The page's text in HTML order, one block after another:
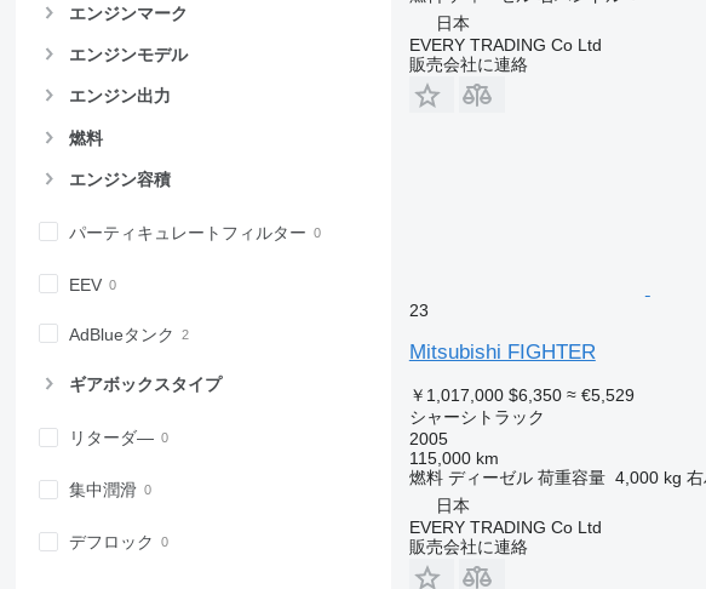
エンジンマーク
エンジンモデル
エンジン出力
燃料
エンジン容積
パーティキュレートフィルター
EEV
AdBlueタンク
ギアボックスタイプ
リターダ―
集中潤滑
デフロック
日本
EVERY TRADING Co Ltd
販売会社に連絡
23
Mitsubishi FIGHTER
￥1,017,000 $6,350 ≈ €5,529
シャーシトラック
2005
115,000 km
燃料 ディーゼル 荷重容量 4,000 kg
日本
EVERY TRADING Co Ltd
販売会社に連絡